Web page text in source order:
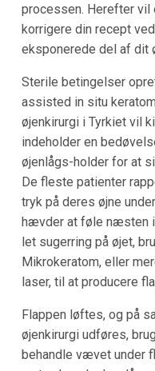
processen. Herefter vil
korrigere din recept
eksponerede del af dit
Sterile betingelser
assisted in situ
øjenkirurgi i Tyrkiet vil
indeholder en
øjenlågs-holder for at
De fleste patienter
tryk på deres øjne
hævder at føle næsten
let sugerring på øjet,
Mikrokeratom, eller
laser, til at producere
Flappen løftes, og på
øjenkirurgi udføres,
behandle vævet under